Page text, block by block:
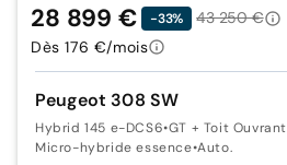
Peugeot 308 SW
Hybrid 145 e-DCS6•GT + Toit Ouvrant
Micro-hybride essence•Auto.
28 899 € -33%
43 250 €
Dès 176 €/mois